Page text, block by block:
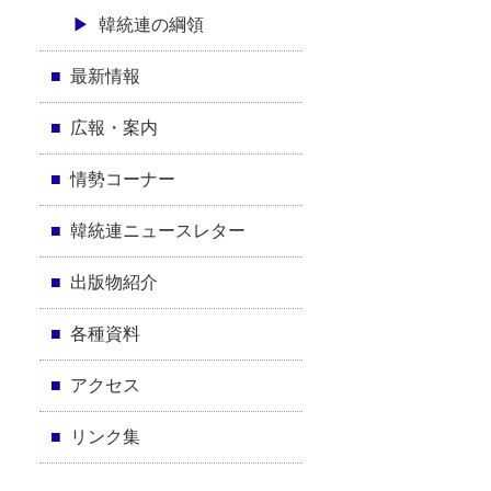
韓統連の綱領
最新情報
広報・案内
情勢コーナー
韓統連ニュースレター
出版物紹介
各種資料
アクセス
リンク集